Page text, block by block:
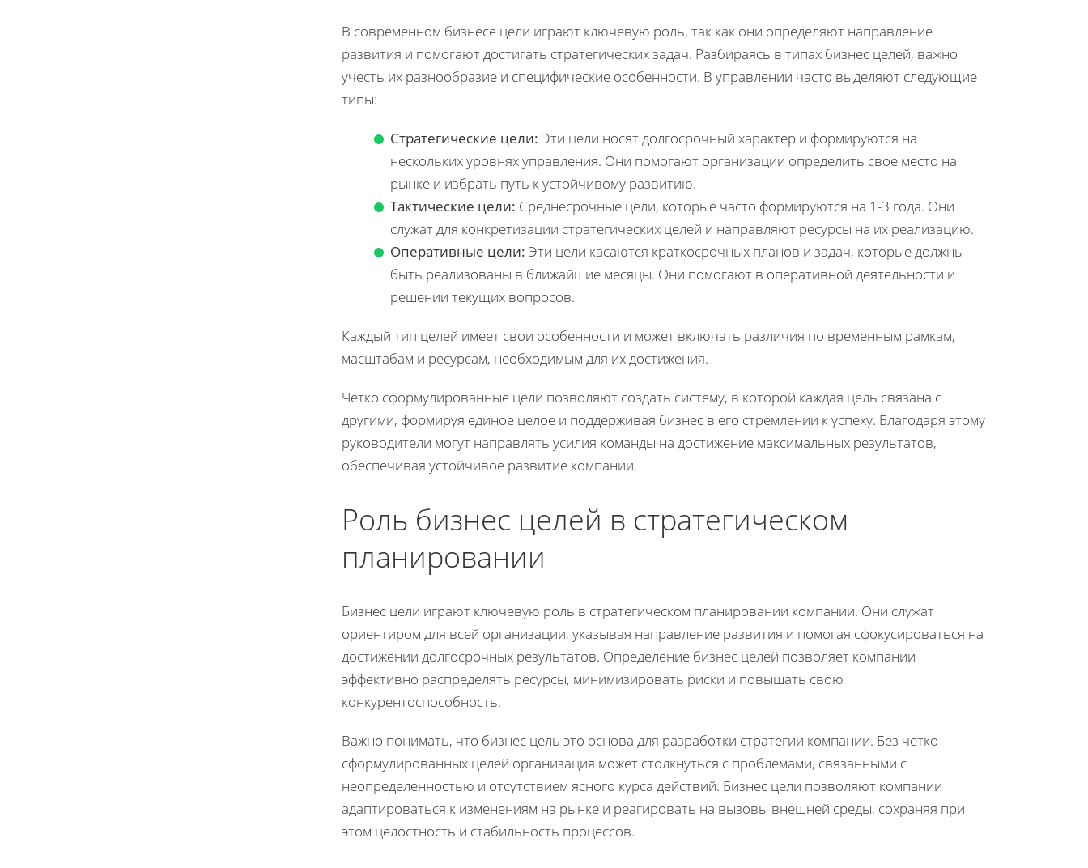
В современном бизнесе цели играют ключевую роль, так как они определяют направление
развития и помогают достигать стратегических задач. Разбираясь в типах бизнес целей, важно
учесть их разнообразие и специфические особенности. В управлении часто выделяют следующие
типы:
Стратегические цели: Эти цели носят долгосрочный характер и формируются на
нескольких уровнях управления. Они помогают организации определить свое место на
рынке и избрать путь к устойчивому развитию.
Тактические цели: Среднесрочные цели, которые часто формируются на 1-3 года. Они
служат для конкретизации стратегических целей и направляют ресурсы на их реализацию.
Оперативные цели: Эти цели касаются краткосрочных планов и задач, которые должны
быть реализованы в ближайшие месяцы. Они помогают в оперативной деятельности и
решении текущих вопросов.
Каждый тип целей имеет свои особенности и может включать различия по временным рамкам,
масштабам и ресурсам, необходимым для их достижения.
Четко сформулированные цели позволяют создать систему, в которой каждая цель связана с
другими, формируя единое целое и поддерживая бизнес в его стремлении к успеху. Благодаря этому
руководители могут направлять усилия команды на достижение максимальных результатов,
обеспечивая устойчивое развитие компании.
Роль бизнес целей в стратегическом
планировании
Бизнес цели играют ключевую роль в стратегическом планировании компании. Они служат
ориентиром для всей организации, указывая направление развития и помогая сфокусироваться на
достижении долгосрочных результатов. Определение бизнес целей позволяет компании
эффективно распределять ресурсы, минимизировать риски и повышать свою
конкурентоспособность.
Важно понимать, что бизнес цель это основа для разработки стратегии компании. Без четко
сформулированных целей организация может столкнуться с проблемами, связанными с
неопределенностью и отсутствием ясного курса действий. Бизнес цели позволяют компании
адаптироваться к изменениям на рынке и реагировать на вызовы внешней среды, сохраняя при
этом целостность и стабильность процессов.